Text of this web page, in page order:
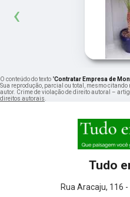
‹
O conteúdo do texto "Contratar Empresa de
Sua reprodução, parcial ou total, mesmo
autor. Crime de violação de direito autoral –
direitos autorais
Tudo
Rua Aracaju, 116